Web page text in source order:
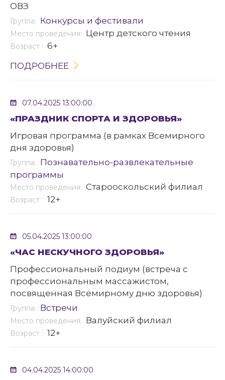
ОВЗ
Группа: Конкурсы и фестивали
Место проведения: Центр детского чтения
Возраст : 6+
ПОДРОБНЕЕ
07.04.2025 13:00:00
«ПРАЗДНИК СПОРТА И ЗДОРОВЬЯ»
Игровая программа (в рамках Всемирного
дня здоровья)
Группа: Познавательно-развлекательные
программы
Место проведения: Старооскольский филиал
Возраст : 12+
05.04.2025 13:00:00
«ЧАС НЕСКУЧНОГО ЗДОРОВЬЯ»
Профессиональный подиум (встреча с
профессиональным массажистом,
посвященная Всемирному дню здоровья)
Группа: Встречи
Место проведения: Валуйский филиал
Возраст : 12+
04.04.2025 14:00:00